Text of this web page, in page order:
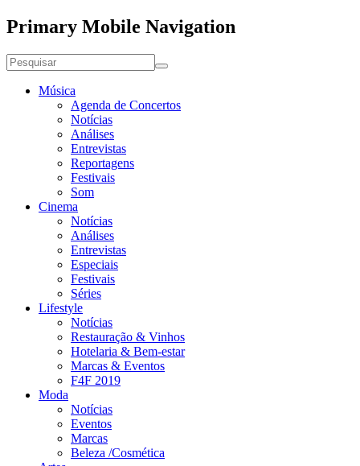
Primary Mobile Navigation
Música
Agenda de Concertos
Notícias
Análises
Entrevistas
Reportagens
Festivais
Som
Cinema
Notícias
Análises
Entrevistas
Especiais
Festivais
Séries
Lifestyle
Notícias
Restauração & Vinhos
Hotelaria & Bem-estar
Marcas & Eventos
F4F 2019
Moda
Notícias
Eventos
Marcas
Beleza /Cosmética